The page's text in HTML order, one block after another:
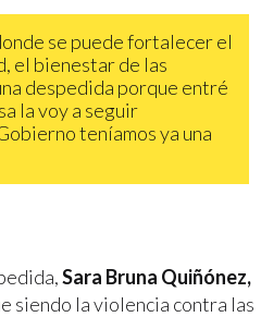
se puede fortalecer el
el bienestar de las
despedida porque entré
la voy a seguir
teníamos ya una
Sara Bruna Quiñónez,
siendo la violencia contra las